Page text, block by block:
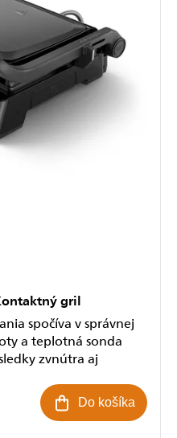
gril
Do košíka
spočíva v správnej
a teplotná sonda
zvnútra aj